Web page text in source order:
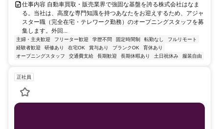
仕事内容 自動車買取・販売業界で強固な基盤を誇る株式会社はなま
る。当社は、高度な専門知識を持つあなたをお迎えするため、アジャ
スター職（完全在宅・テレワーク勤務）のオープニングスタッフを募
集します。外回...
主婦・主夫歓迎 フリーター歓迎 学歴不問 固定時間制 転勤なし
フルリモート
経験者歓迎
研修あり 在宅OK 賞与あり ブランクOK
育休あり
オープニングスタッフ
交通費支給 長期歓迎 長期休暇あり 土日祝休み 服装自由
正社員